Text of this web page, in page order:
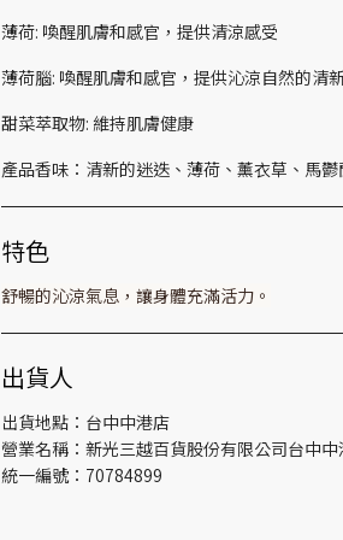
薄荷: 喚醒肌膚和感官，提供清涼感受
薄荷腦: 喚醒肌膚和感官，提供沁涼自然的清
甜菜萃取物: 維持肌膚健康
產品香味：清新的迷迭、薄荷、薰衣草、馬鬱
特色
舒暢的沁涼氣息，讓身體充滿活力。
出貨人
出貨地點：台中中港店
營業名稱：新光三越百貨股份有限公司台中中
統一編號：70784899